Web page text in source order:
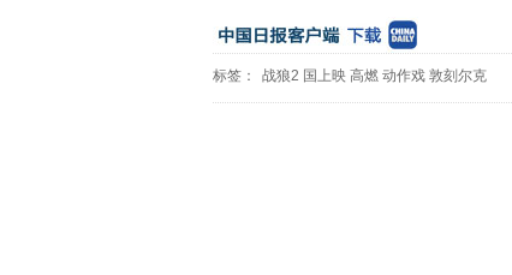
标签： 战狼2 国上映 高燃 动作戏 敦刻尔克